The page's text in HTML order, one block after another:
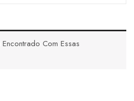
Com Essas